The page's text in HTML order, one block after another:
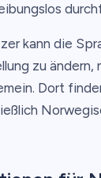
kann die
zu
Dort